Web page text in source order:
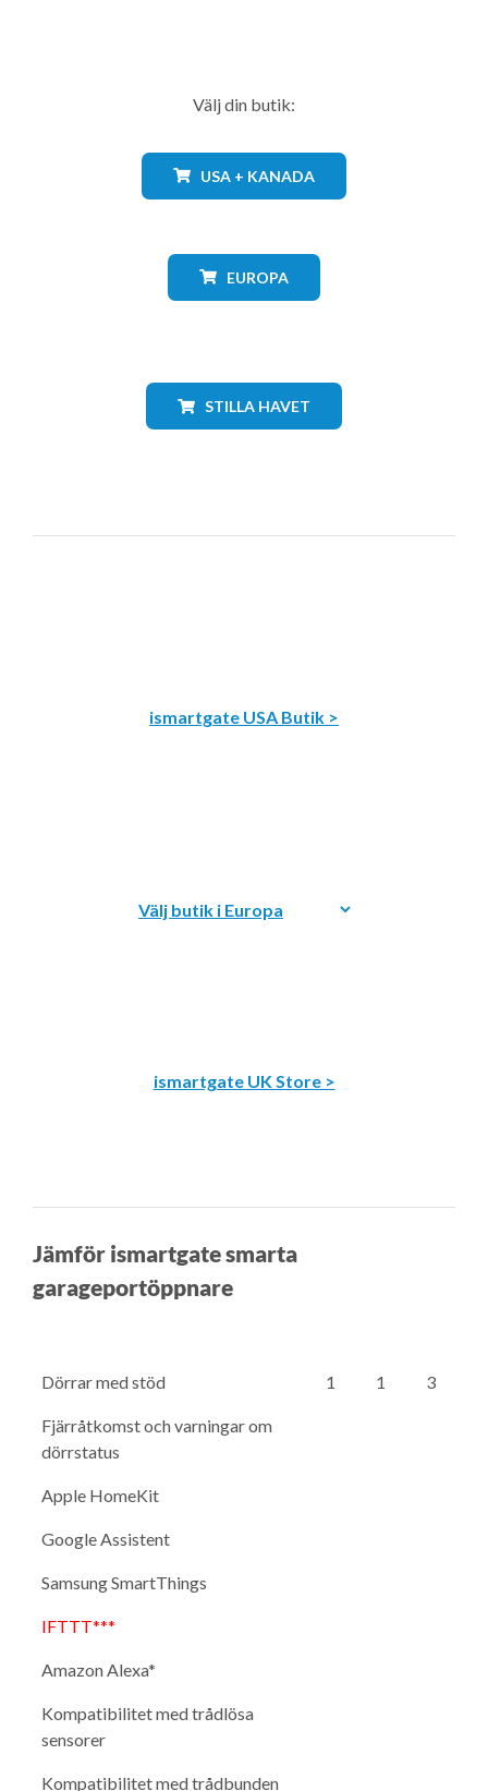
Välj din butik:
USA + KANADA
EUROPA
STILLA HAVET
ismartgate USA Butik >
ismartgate UK Store >
Jämför ismartgate smarta
garageportöppnare
Dörrar med stöd 1 1 3
Fjärråtkomst och varningar om
dörrstatus
Apple HomeKit
Google Assistent
Samsung SmartThings
IFTTT***
Amazon Alexa*
Kompatibilitet med trådlösa
sensorer
Kompatibilitet med trådbunden